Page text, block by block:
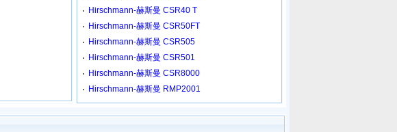
Hirschmann-赫斯曼 CSR40 T
Hirschmann-赫斯曼 CSR50FT
Hirschmann-赫斯曼 CSR505
Hirschmann-赫斯曼 CSR501
Hirschmann-赫斯曼 CSR8000
Hirschmann-赫斯曼 RMP2001